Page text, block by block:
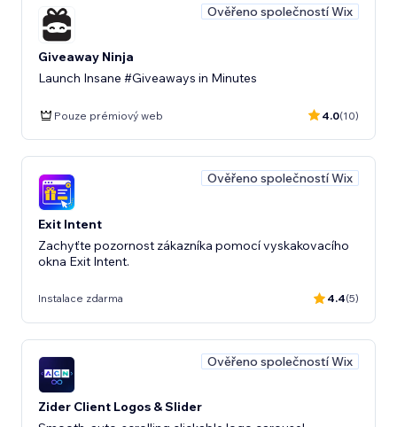
Ověřeno společností Wix
Giveaway Ninja
Launch Insane #Giveaways in Minutes
Pouze prémiový web 4.0(10)
Ověřeno společností Wix
Exit Intent
Zachyťte pozornost zákazníka pomocí vyskakovacího
okna Exit Intent.
Instalace zdarma 4.4(5)
Ověřeno společností Wix
Zider Client Logos & Slider